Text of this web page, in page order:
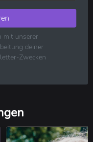
⋅ Schlager
mit unserer
deiner
Zwecken